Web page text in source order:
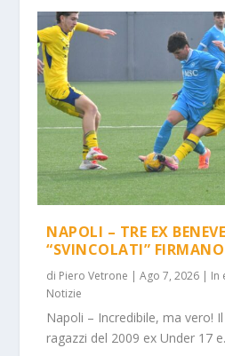
NAPOLI – TRE EX
“SVINCOLATI”
di Piero Vetrone |Ago 7, 2026 | In
Notizie
Napoli – Incredibile, ma vero!
ragazzi del 2009 ex Under 17